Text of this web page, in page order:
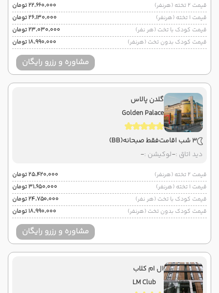
قیمت 2 تخته (هرنفر)
۲۲٬۶۶۰٬۰۰۰ تومان
قیمت 1 تخته (هرنفر)
۲۶٬۱۳۰٬۰۰۰ تومان
قیمت کودک با تخت (هر نفر)
۲۳٬۰۳۰٬۰۰۰ تومان
قیمت کودک بدون تخت (هرنفر)
۱۸٬۹۹۰٬۰۰۰ تومان
مشاوره و رزرو رایگان
گلدن پالاس
Golden Palace
3 شب اقامت فقط صبحانه(BB)
دید اتاق :-لوکیشن :-
قیمت 2 تخته (هرنفر)
۲۵٬۴۲۰٬۰۰۰ تومان
قیمت 1 تخته (هرنفر)
۳۱٬۶۵۰٬۰۰۰ تومان
قیمت کودک با تخت (هر نفر)
۲۴٬۷۵۰٬۰۰۰ تومان
قیمت کودک بدون تخت (هرنفر)
۱۸٬۹۹۰٬۰۰۰ تومان
مشاوره و رزرو رایگان
ال ام کلاب
LM Club